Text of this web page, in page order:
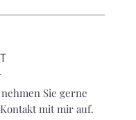
Sie gerne
mit mir auf.